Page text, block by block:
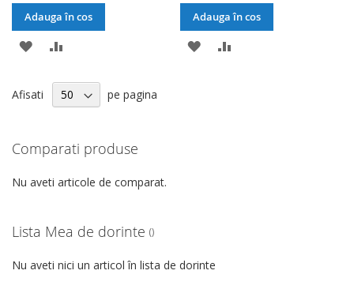
Adauga în cos
ADAUGATI
LISTA
DORINTE
COMPARARE
Adauga în cos
ADAUGATI
Afisati pe pagina
Comparati produse
Nu aveti articole de comparat.
Lista Mea de dorinte
Nu aveti nici un articol în lista de dorinte